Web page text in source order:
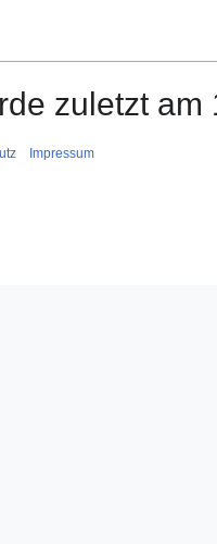
zuletzt
Impressum